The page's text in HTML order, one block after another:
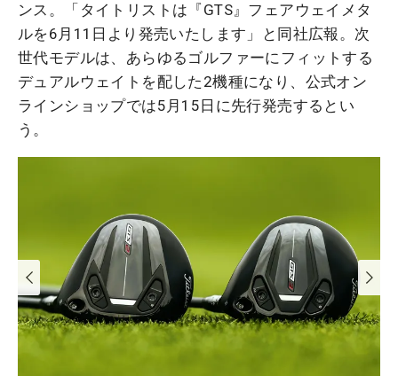
ンス。「タイトリストは『GTS』フェアウェイメタ
ルを6月11日より発売いたします」と同社広報。次
世代モデルは、あらゆるゴルファーにフィットする
デュアルウェイトを配した2機種になり、公式オン
ラインショップでは5月15日に先行発売するとい
う。